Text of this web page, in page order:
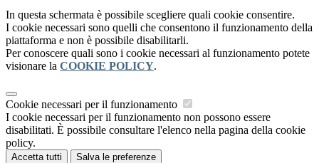
In questa schermata è possibile scegliere quali cookie consentire.
I cookie necessari sono quelli che consentono il funzionamento della
piattaforma e non è possibile disabilitarli.
Per conoscere quali sono i cookie necessari al funzionamento potete
visionare la COOKIE POLICY.
Cookie necessari per il funzionamento
I cookie necessari per il funzionamento non possono essere
disabilitati. È possibile consultare l'elenco nella pagina della cookie
policy.
Accetta tutti Salva le preferenze